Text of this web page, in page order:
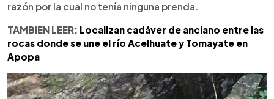
razón por la cual no tenía ninguna prenda.
TAMBIEN LEER: Localizan cadáver de anciano entre las
rocas donde se une el río Acelhuate y Tomayate en
Apopa